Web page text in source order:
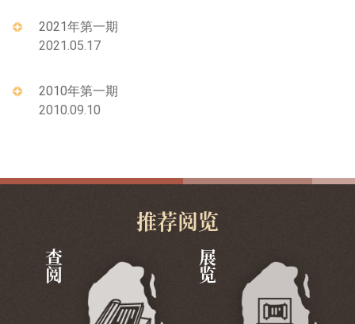
2021年第一期
2021.05.17
2010年第一期
2010.09.10
推荐阅览
查阅 展览